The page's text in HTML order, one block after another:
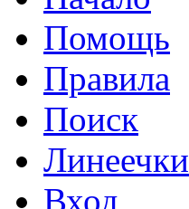
Помощь
Правила
Поиск
Линеечки
Вход